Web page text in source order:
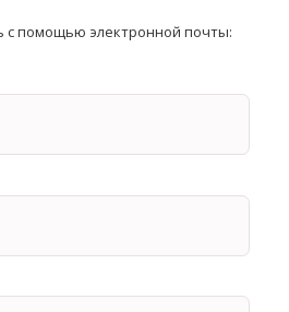
с помощью электронной почты: